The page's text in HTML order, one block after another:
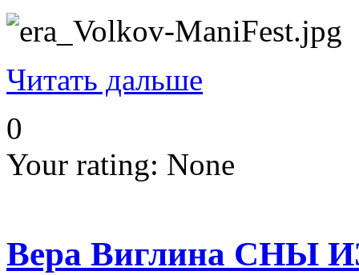
Читать дальше
0
Your rating: None
Вера Виглина СНЫ